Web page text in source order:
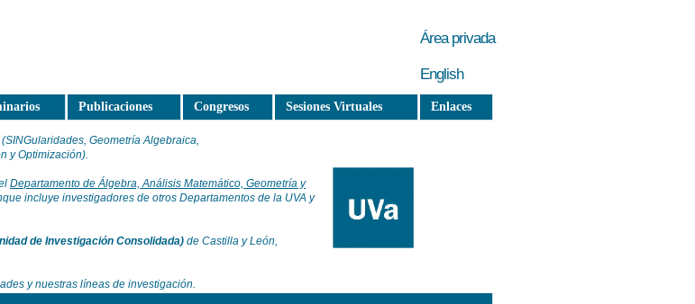
Área privada
English
Publicaciones Congresos Sesiones Virtuales Enlaces
(SINGularidades, Geometría Algebraica,
y Optimización).
Departamento de Álgebra, Análisis Matemático, Geometría y
incluye investigadores de otros Departamentos de la UVA y
de Investigación Consolidada) de Castilla y León,
y nuestras líneas de investigación.